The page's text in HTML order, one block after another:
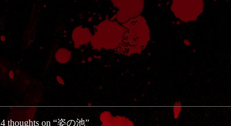
4 thoughts on “姿の池”